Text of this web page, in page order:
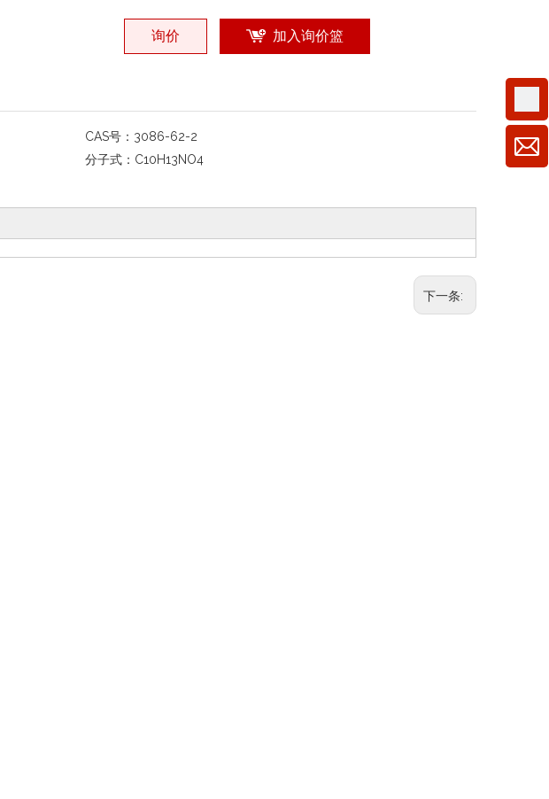
询价 加入询价篮
CAS号： 3086-62-2
分子式： C10H13NO4
下一条: